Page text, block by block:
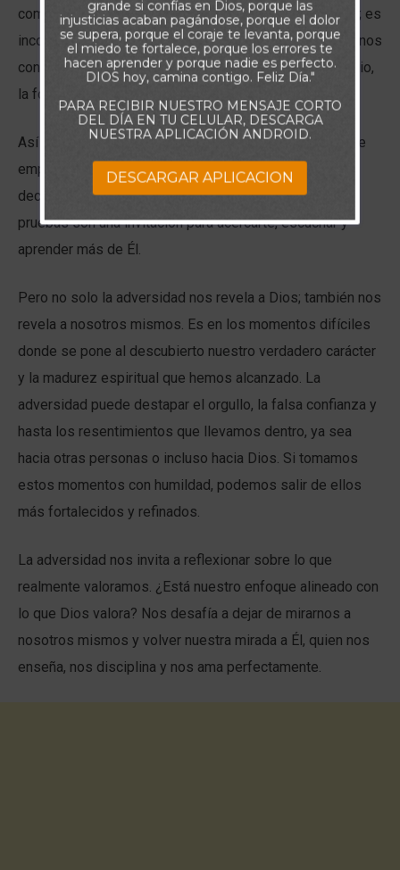
compasión. Su amor no depende de nuestras acciones; es
incondicional. Cuando permitimos que nuestras luchas nos
conduzcan hacia Él, encontramos en Su abrazo el refugio,
la fortaleza y la sanación que necesitamos.
Así que, cuando enfrentes dificultades, deja que ellas te
empujen a acercarte más a tu Salvador. Él nunca te
decepcionará, nunca te condenará, nunca te fallará. Las
pruebas son una invitación para acercarte, escuchar y
aprender más de Él.
Pero no solo la adversidad nos revela a Dios; también nos
revela a nosotros mismos. Es en los momentos difíciles
donde se pone al descubierto nuestro verdadero carácter
y la madurez espiritual que hemos alcanzado. La
adversidad puede destapar el orgullo, la falsa confianza y
hasta los resentimientos que llevamos dentro, ya sea
hacia otras personas o incluso hacia Dios. Si tomamos
estos momentos con humildad, podemos salir de ellos
más fortalecidos y refinados.
La adversidad nos invita a reflexionar sobre lo que
realmente valoramos. ¿Está nuestro enfoque alineado con
lo que Dios valora? Nos desafía a dejar de mirarnos a
nosotros mismos y volver nuestra mirada a Él, quien nos
enseña, nos disciplina y nos ama perfectamente.
grande si confías en Dios, porque las
injusticias acaban pagándose, porque el dolor
se supera, porque el coraje te levanta, porque
el miedo te fortalece, porque los errores te
hacen aprender y porque nadie es perfecto.
DIOS hoy, camina contigo. Feliz Día."
PARA RECIBIR NUESTRO MENSAJE CORTO
DEL DÍA EN TU CELULAR, DESCARGA
NUESTRA APLICACIÓN ANDROID.
DESCARGAR APLICACION